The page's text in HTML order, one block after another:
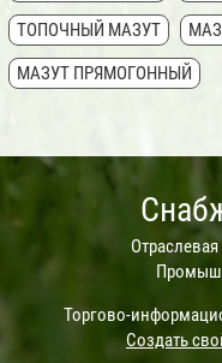
ТОПОЧНЫЙ МАЗУТ
МАЗУТ ПРЯМОГОННЫЙ
Торгово-
Создать